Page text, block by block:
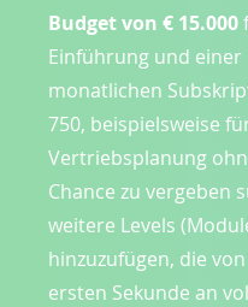
Budget von € 15.000
Einführung und einer
monatlichen
750, beispielsweise
Vertriebsplanung
Chance zu vergeben
weitere Levels
hinzuzufügen, die
ersten Sekunde an